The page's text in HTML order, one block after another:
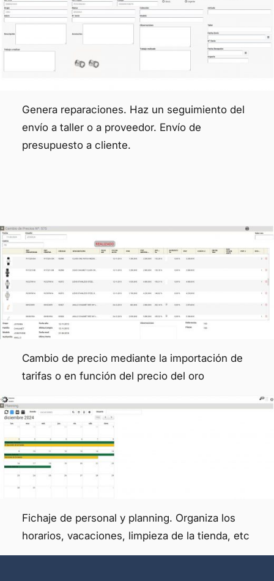
Genera reparaciones. Haz un seguimiento del
envío a taller o a proveedor. Envío de
presupuesto a cliente.
Cambio de precio mediante la importación de
tarifas o en función del precio del oro
Fichaje de personal y planning. Organiza los
horarios, vacaciones, limpieza de la tienda, etc